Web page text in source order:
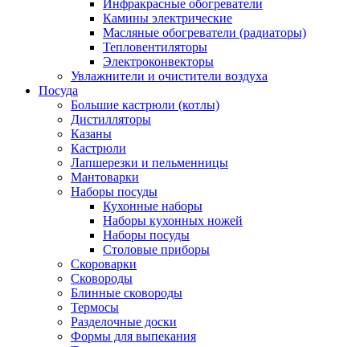
Инфракрасные обогреватели
Камины электрические
Масляные обогреватели (радиаторы)
Тепловентиляторы
Электроконвекторы
Увлажнители и очистители воздуха
Посуда
Большие кастрюли (котлы)
Дистилляторы
Казаны
Кастрюли
Лапшерезки и пельменницы
Мантоварки
Наборы посуды
Кухонные наборы
Наборы кухонных ножей
Наборы посуды
Столовые приборы
Скороварки
Сковороды
Блинные сковороды
Термосы
Разделочные доски
Формы для выпекания